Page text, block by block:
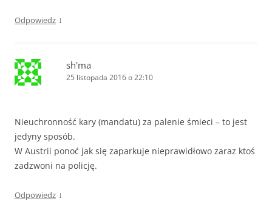
Odpowiedz ↓
sh'ma
25 listopada 2016 o 22:10
Nieuchronność kary (mandatu) za palenie śmieci – to jest
jedyny sposób.
W Austrii ponoć jak się zaparkuje nieprawidłowo zaraz ktoś
zadzwoni na policję.
Odpowiedz ↓